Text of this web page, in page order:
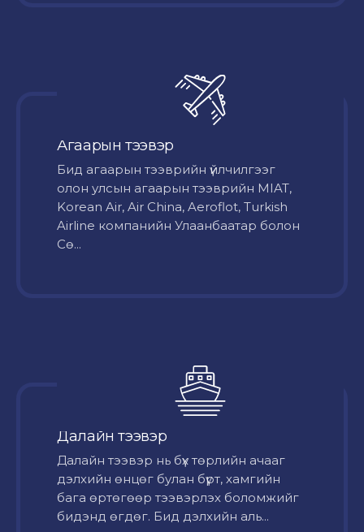
Агаарын тээвэр
Бид агаарын тээврийн үйлчилгээг
олон улсын агаарын тээврийн MIAT,
Korean Air, Air China, Aeroflot, Turkish
Airline компанийн Улаанбаатар болон
Сө...
Далайн тээвэр
Далайн тээвэр нь бүх төрлийн ачааг
дэлхийн өнцөг булан бүрт, хамгийн
бага өртөгөөр тээвэрлэх боломжийг
бидэнд өгдөг. Бид дэлхийн аль...